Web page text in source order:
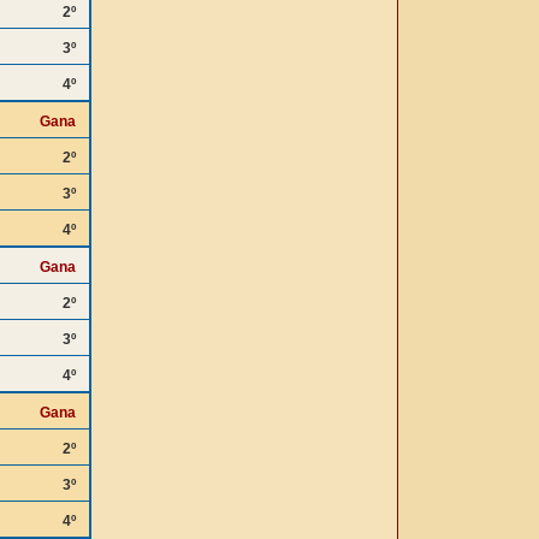
2º
3º
4º
Gana
2º
3º
4º
Gana
2º
3º
4º
Gana
2º
3º
4º